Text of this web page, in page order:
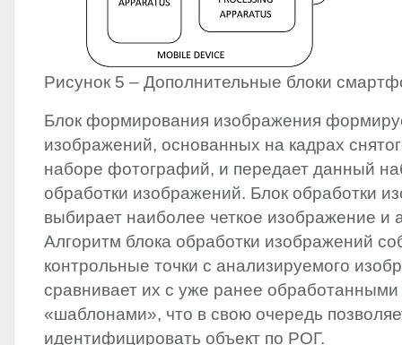
Рисунок 5 – Дополнительные блоки
Блок формирования изображения
изображений, основанных на кадрах
наборе фотографий, и передает данный
обработки изображений. Блок обработки
выбирает наиболее четкое изображение и
Алгоритм блока обработки изображений
контрольные точки с анализируемого
сравнивает их с уже ранее
«шаблонами», что в свою очередь
идентифицировать объект по РОГ.